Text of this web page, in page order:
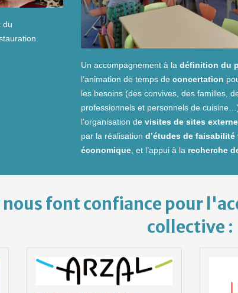
du
Un accompagnement à la définition du
l’animation de temps de concertation
les besoins (des convives, des familles,
professionnels et personnels de
l’organisation de visites de sites
par la réalisation d’études de
économique, et l’appui à la recherche
font confiance pour
collective :